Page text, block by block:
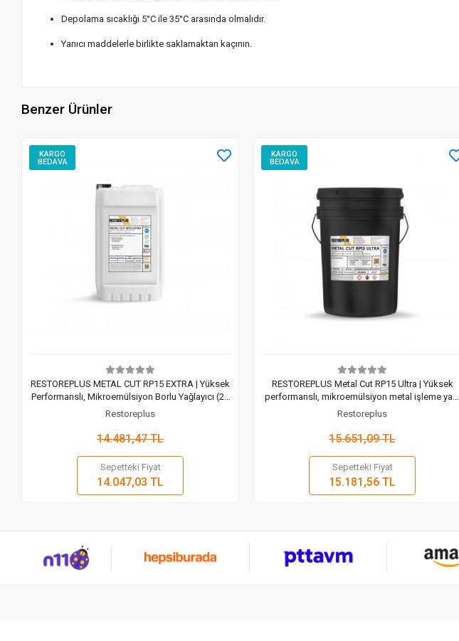
Depolama sıcaklığı 5°C ile 35°C arasında olmalıdır.
Yanıcı maddelerle birlikte saklamaktan kaçının.
Benzer Ürünler
KARGO
BEDAVA
RESTOREPLUS METAL CUT RP15 EXTRA | Yüksek
Performanslı, Mikroemülsiyon Borlu Yağlayıcı (25
Lt)
Restoreplus
14.481,47 TL
Sepetteki Fiyat
14.047,03 TL
Adet
Sepete Ekle
KARGO
BEDAVA
RESTOREPLUS Metal Cut RP15 Ultra | Yüksek
performanslı, mikroemülsiyon metal işleme yağı
(20 Lt)
Restoreplus
15.651,09 TL
Sepetteki Fiyat
15.181,56 TL
Adet
Sepete Ekle